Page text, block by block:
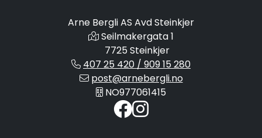
Arne Bergli AS Avd Steinkjer
Seilmakergata 1
7725 Steinkjer
407 25 420 / 909 15 280
post@arnebergli.no
NO977061415